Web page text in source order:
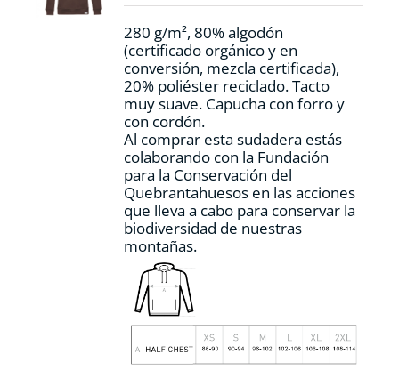
página
de
producto
280 g/m², 80% algodón
(certificado orgánico y en
conversión, mezcla certificada),
20% poliéster reciclado. Tacto
muy suave. Capucha con forro y
con cordón.
Al comprar esta sudadera estás
colaborando con la Fundación
para la Conservación del
Quebrantahuesos en las acciones
que lleva a cabo para conservar la
biodiversidad de nuestras
montañas.